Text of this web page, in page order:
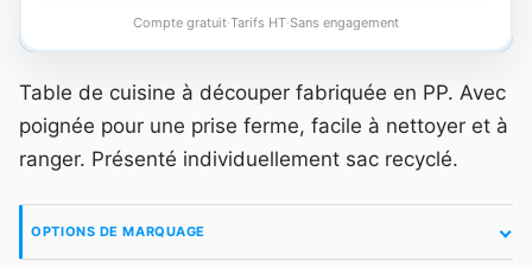
Compte gratuit·Tarifs HT·Sans engagement
Table de cuisine à découper fabriquée en PP. Avec
poignée pour une prise ferme, facile à nettoyer et à
ranger. Présenté individuellement sac recyclé.
OPTIONS DE MARQUAGE